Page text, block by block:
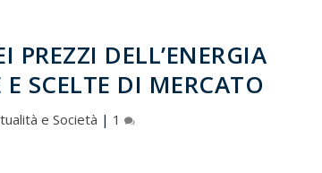
PREZZI DELL’ENERGIA
SCELTE DI MERCATO
e Società | 1